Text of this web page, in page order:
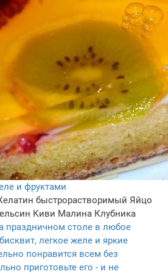
и фруктами
быстрорастворимый Яйцо
Киви Малина Клубника
праздничном столе в любое
легкое желе и яркие
понравится всем без
приготовьте его - и не